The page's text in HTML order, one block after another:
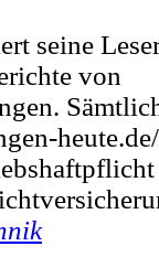
seine
von